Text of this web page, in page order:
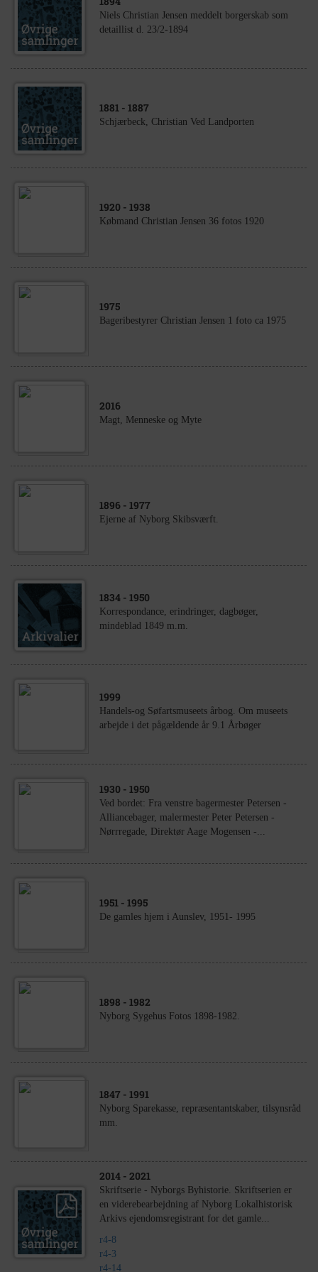
Niels Christian Jensen meddelt borgerskab som
detaillist d. 23/2-1894
1881 - 1887
Schjærbeck, Christian Ved Landporten
1920 - 1938
Købmand Christian Jensen 36 fotos 1920
1975
Bageribestyrer Christian Jensen 1 foto ca 1975
2016
Magt, Menneske og Myte
1896 - 1977
Ejerne af Nyborg Skibsværft.
1834 - 1950
Korrespondance, erindringer, dagbøger,
mindeblad 1849 m.m.
1999
Handels-og Søfartsmuseets årbog. Om museets
arbejde i det pågældende år 9.1 Årbøger
1930 - 1950
Ved bordet: Fra venstre bagermester Petersen -
Alliancebager, malermester Peter Petersen -
Nørrregade, Direktør Aage Mogensen -...
1951 - 1995
De gamles hjem i Aunslev, 1951- 1995
1898 - 1982
Nyborg Sygehus Fotos 1898-1982.
1847 - 1991
Nyborg Sparekasse, repræsentantskaber, tilsynsråd
mm.
2014 - 2021
Skriftserie - Nyborgs Byhistorie. Skriftserien er
en viderebearbejdning af Nyborg Lokalhistorisk
Arkivs ejendomsregistrant for det gamle...
r4-8
r4-3
r4-14